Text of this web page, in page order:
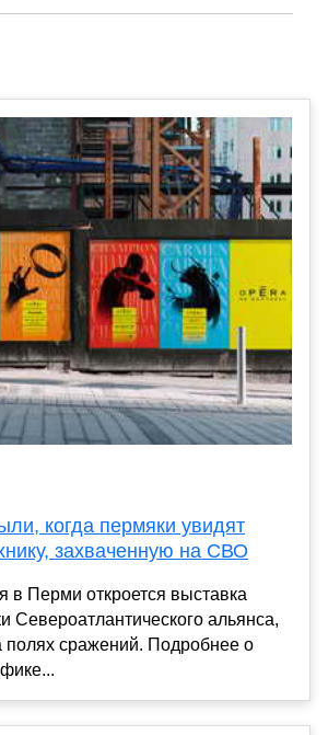
когда пермяки увидят
захваченную на СВО
в Перми откроется выставка
Североатлантического альянса,
полях сражений. Подробнее о